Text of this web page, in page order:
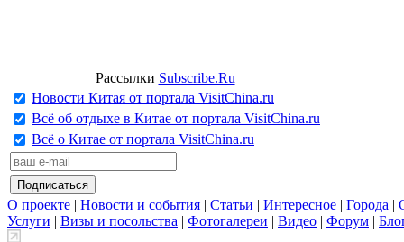
Рассылки Subscribe.Ru
Новости Китая от портала VisitChina.ru
Всё об отдыхе в Китае от портала VisitChina.ru
Всё о Китае от портала VisitChina.ru
О проекте | Новости и события | Статьи | Интересное | Города |
Услуги | Визы и посольства | Фотогалереи | Видео | Форум |